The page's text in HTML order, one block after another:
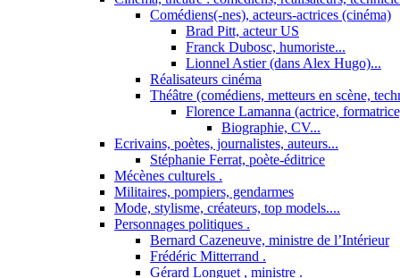
Comédiens(-nes), acteurs-actrices (cinéma)
Brad Pitt, acteur US
Franck Dubosc, humoriste...
Lionnel Astier (dans Alex Hugo)...
Réalisateurs cinéma
Théâtre (comédiens, metteurs en scène,
Florence Lamanna (actrice,
Biographie, CV...
Ecrivains, poètes, journalistes, auteurs...
Stéphanie Ferrat, poète-éditrice
Mécènes culturels .
Militaires, pompiers, gendarmes
Mode, stylisme, créateurs, top models....
Personnages politiques .
Bernard Cazeneuve, ministre de l’Intérieur
Frédéric Mitterrand .
Gérard Longuet , ministre .